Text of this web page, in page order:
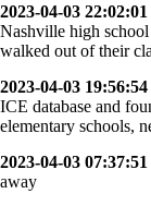
2023-04-03 22:02:01
Nashville high school
walked out of their
2023-04-03 19:56:54
ICE database and
elementary schools,
2023-04-03 07:37:51
away